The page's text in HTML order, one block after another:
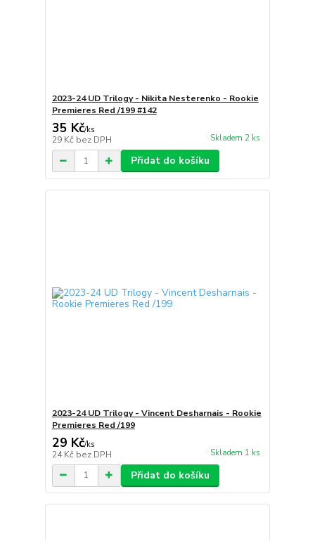
2023-24 UD Trilogy - Nikita Nesterenko - Rookie
Premieres Red /199 #142
35 Kč/ks
29 Kč bez DPH Skladem 2 ks
Přidat do košíku
2023-24 UD Trilogy - Vincent Desharnais - Rookie
Premieres Red /199
29 Kč/ks
24 Kč bez DPH Skladem 1 ks
Přidat do košíku